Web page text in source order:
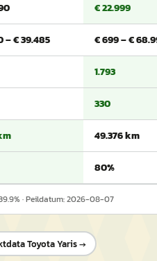
€ 22.999
– € 39.485 € 699 – €
1.793
330
49.376 km
80%
% · Peildatum:2026-08-07
Toyota Yaris→